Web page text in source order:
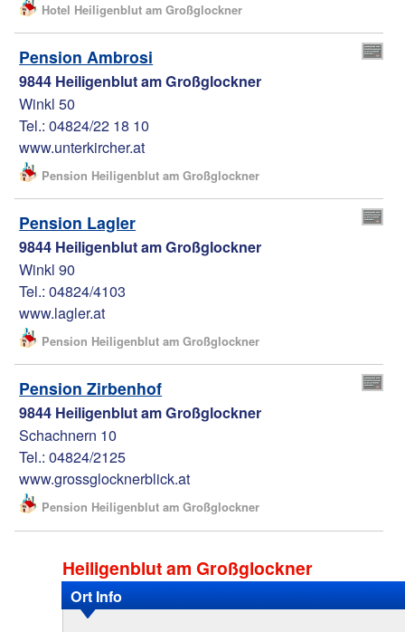
Hotel Heiligenblut am Großglockner
Pension Ambrosi
9844 Heiligenblut am Großglockner
Winkl 50
Tel.: 04824/22 18 10
www.unterkircher.at
Pension Heiligenblut am Großglockner
Pension Lagler
9844 Heiligenblut am Großglockner
Winkl 90
Tel.: 04824/4103
www.lagler.at
Pension Heiligenblut am Großglockner
Pension Zirbenhof
9844 Heiligenblut am Großglockner
Schachnern 10
Tel.: 04824/2125
www.grossglocknerblick.at
Pension Heiligenblut am Großglockner
Heiligenblut am Großglockner
Ort Info